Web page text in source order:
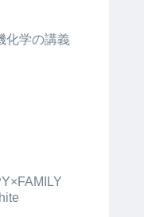
化学の講義